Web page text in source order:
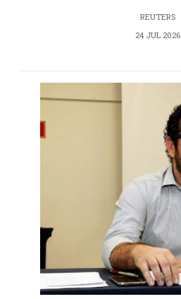
REUTERS
24 JUL 2026